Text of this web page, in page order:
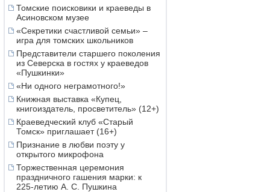
Томские поисковики и краеведы в
Асиновском музее
«Секретики счастливой семьи» –
игра для томских школьников
Представители старшего поколения
из Северска в гостях у краеведов
«Пушкинки»
«Ни одного неграмотного!»
Книжная выставка «Купец,
книгоиздатель, просветитель» (12+)
Краеведческий клуб «Старый
Томск» приглашает (16+)
Признание в любви поэту у
открытого микрофона
Торжественная церемония
праздничного гашения марки: к
225-летию А. С. Пушкина